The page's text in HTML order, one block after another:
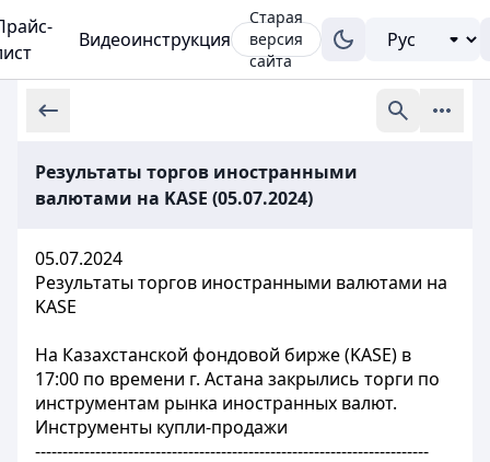
Видеоинструкция
Старая
версия
сайта
Результаты торгов иностранными
валютами на KASE (05.07.2024)
05.07.2024
Результаты торгов иностранными валютами на
KASE
На Казахстанской фондовой бирже (KASE) в
17:00 по времени г. Астана закрылись торги по
инструментам рынка иностранных валют.
Инструменты купли-продажи
------------------------------------------------------------------------